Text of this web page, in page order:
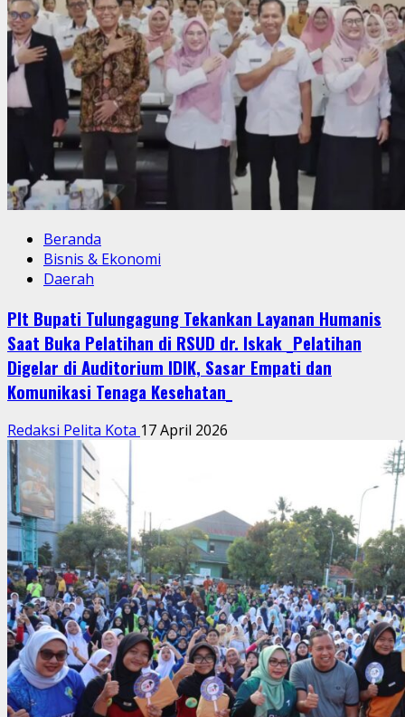
Beranda
Bisnis & Ekonomi
Daerah
Plt Bupati Tulungagung Tekankan Layanan Humanis
Saat Buka Pelatihan di RSUD dr. Iskak _Pelatihan
Digelar di Auditorium IDIK, Sasar Empati dan
Komunikasi Tenaga Kesehatan_
Redaksi Pelita Kota 17 April 2026